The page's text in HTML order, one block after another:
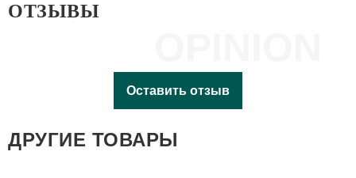
ОТЗЫВЫ
Оставить отзыв
ДРУГИЕ ТОВАРЫ